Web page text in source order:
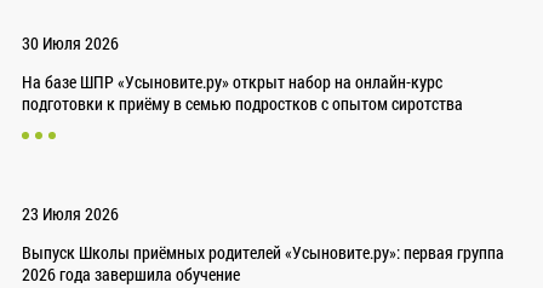
30 Июля 2026
На базе ШПР «Усыновите.ру» открыт набор на онлайн-курс
подготовки к приёму в семью подростков с опытом сиротства
23 Июля 2026
Выпуск Школы приёмных родителей «Усыновите.ру»: первая группа
2026 года завершила обучение